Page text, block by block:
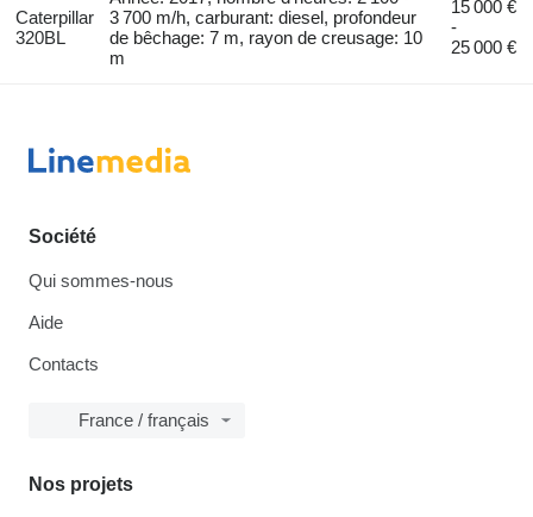
Caterpillar
320BL
3 700 m/h, carburant: diesel, profondeur
de bêchage: 7 m, rayon de creusage: 10
m
15 000 €
-
25 000 €
Société
Qui sommes-nous
Aide
Contacts
France / français
Nos projets